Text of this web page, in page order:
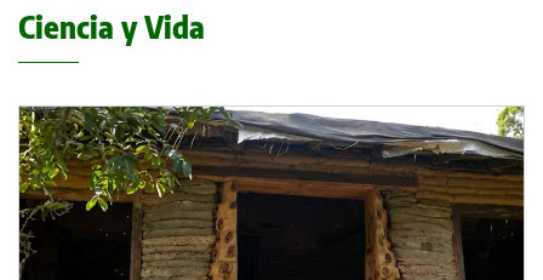
Ciencia y Vida